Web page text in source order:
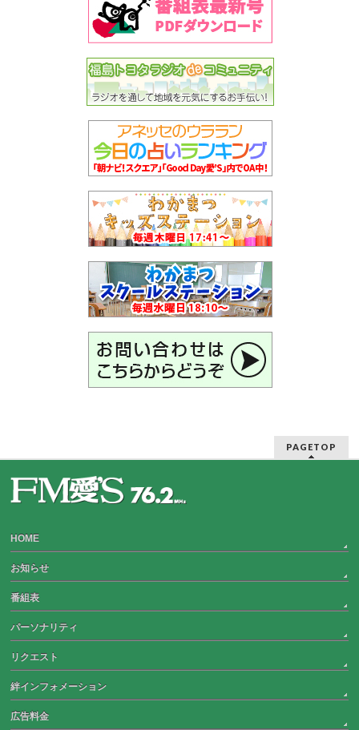
PAGETOP
HOME
お知らせ
番組表
パーソナリティ
リクエスト
絆インフォメーション
広告料金